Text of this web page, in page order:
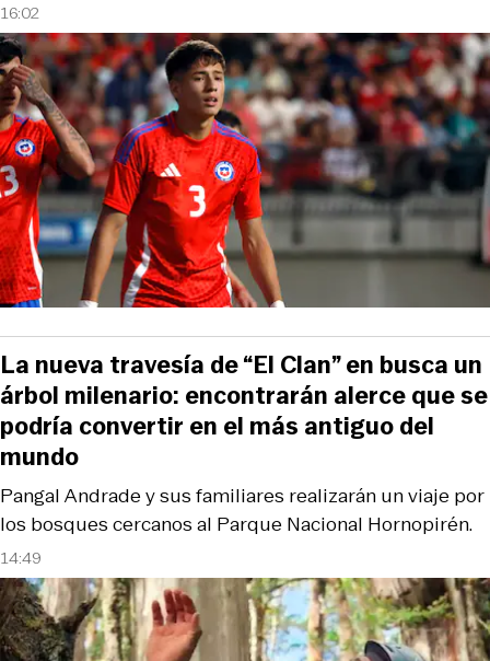
16:02
14:49
Pangal Andrade y sus familiares realizarán un viaje por
los bosques cercanos al Parque Nacional Hornopirén.
La nueva travesía de “El Clan” en busca un
árbol milenario: encontrarán alerce que se
podría convertir en el más antiguo del
mundo